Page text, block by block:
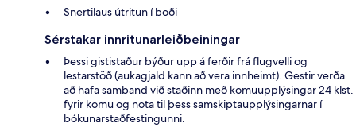
Snertilaus útritun í boði
Sérstakar innritunarleiðbeiningar
Þessi gististaður býður upp á ferðir frá flugvelli og
lestarstöð (aukagjald kann að vera innheimt). Gestir verða
að hafa samband við staðinn með komuupplýsingar 24 klst.
fyrir komu og nota til þess samskiptaupplýsingarnar í
bókunarstaðfestingunni.